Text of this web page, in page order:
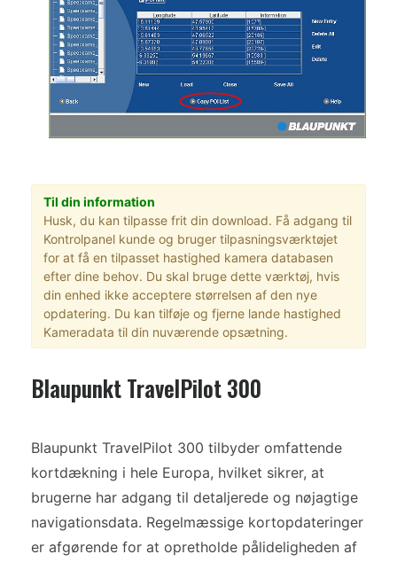
Til din information
Husk, du kan tilpasse frit din download. Få adgang til
Kontrolpanel kunde og bruger tilpasningsværktøjet
for at få en tilpasset hastighed kamera databasen
efter dine behov. Du skal bruge dette værktøj, hvis
din enhed ikke acceptere størrelsen af den nye
opdatering. Du kan tilføje og fjerne lande hastighed
Kameradata til din nuværende opsætning.
Blaupunkt TravelPilot 300
Blaupunkt TravelPilot 300 tilbyder omfattende
kortdækning i hele Europa, hvilket sikrer, at
brugerne har adgang til detaljerede og nøjagtige
navigationsdata. Regelmæssige kortopdateringer
er afgørende for at opretholde pålideligheden af